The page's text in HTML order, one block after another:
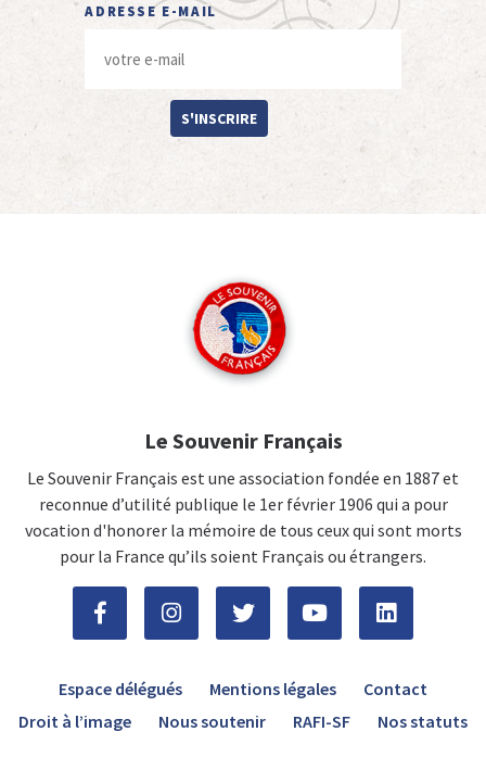
ADRESSE E-MAIL
S'INSCRIRE
Le Souvenir Français
Le Souvenir Français est une association fondée en 1887 et
reconnue d’utilité publique le 1er février 1906 qui a pour
vocation d'honorer la mémoire de tous ceux qui sont morts
pour la France qu’ils soient Français ou étrangers.
Espace délégués Mentions légales
Contact
Droit à l’image
Nous soutenir RAFI-SF Nos statuts